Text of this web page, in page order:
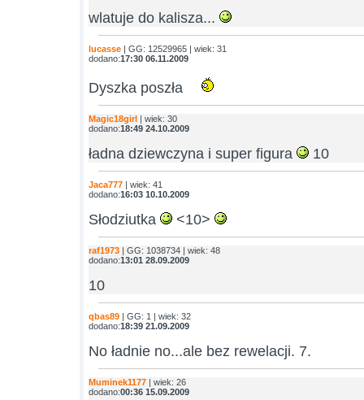
wlatuje do kalisza...
lucasse | GG: 12529965 | wiek: 31
dodano:17:30 06.11.2009
Dyszka poszła
Magic18girl | wiek: 30
dodano:18:49 24.10.2009
ładna dziewczyna i super figura 10
Jaca777 | wiek: 41
dodano:16:03 10.10.2009
Słodziutka <10>
raf1973 | GG: 1038734 | wiek: 48
dodano:13:01 28.09.2009
10
qbas89 | GG: 1 | wiek: 32
dodano:18:39 21.09.2009
No ładnie no...ale bez rewelacji. 7.
Muminek1177 | wiek: 26
dodano:00:36 15.09.2009